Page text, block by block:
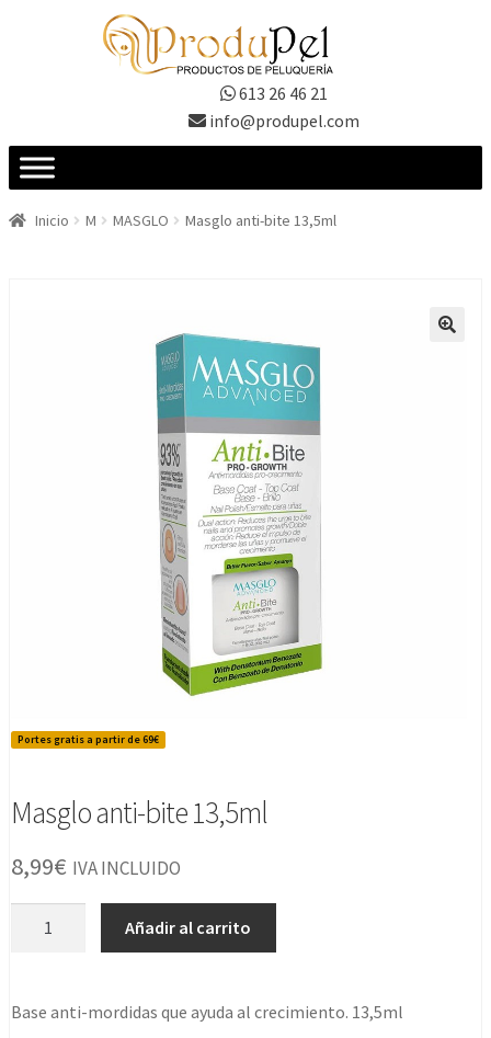
613 26 46 21
info@produpel.com
Inicio M MASGLO Masglo anti-bite 13,5ml
Portes gratis a partir de 69€
Masglo anti-bite 13,5ml
8,99€ IVA INCLUIDO
cantidad
Añadir al carrito
Base anti-mordidas que ayuda al crecimiento. 13,5ml